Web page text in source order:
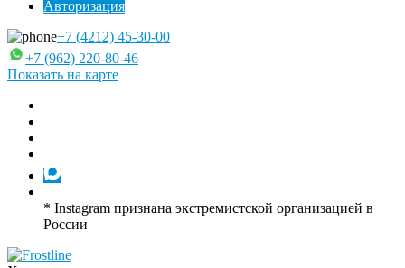
Авторизация
+7 (4212) 45-30-00
+7 (962) 220-80-46
Показать на карте
* Instagram признана экстремистской организацией в
России